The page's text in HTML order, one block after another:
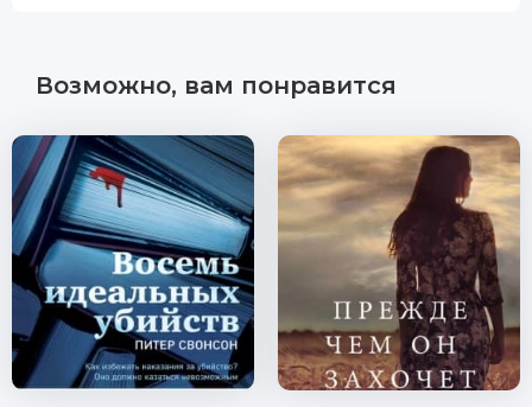
Возможно, вам понравится